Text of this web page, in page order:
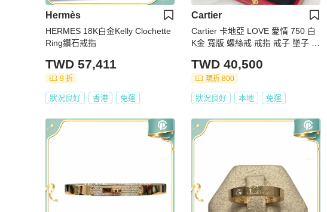
Hermès
HERMES 18K白金Kelly Clochette
Ring鑽石戒指
TWD 57,411
9 折
狀況良好 香港 免運
Cartier
Cartier 卡地亞 LOVE 愛情 750 白
K金 寬版 螺絲戒 戒指 戒子 墬子 6
TWD 40,500
現折 800
狀況良好 本地 免運